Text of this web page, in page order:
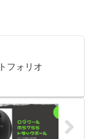
フォリオ